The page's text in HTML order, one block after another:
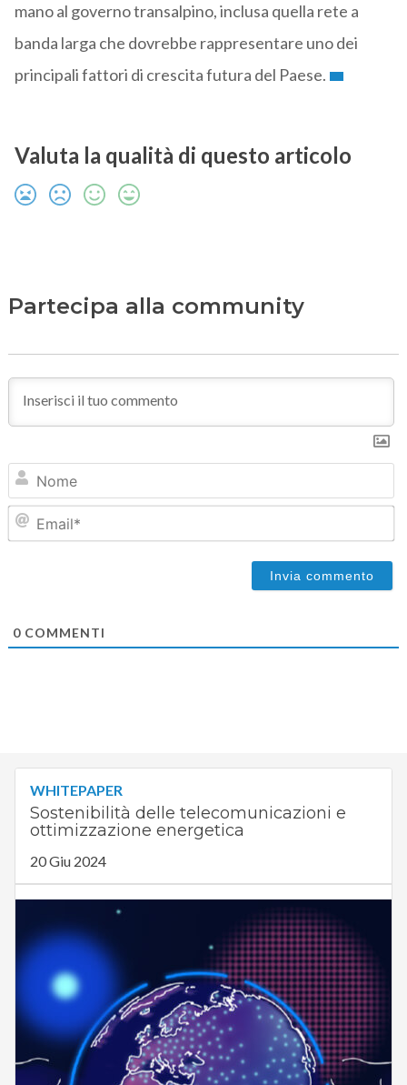
mano al governo transalpino, inclusa quella rete a
banda larga che dovrebbe rappresentare uno dei
principali fattori di crescita futura del Paese.
Valuta la qualità di questo articolo
Partecipa alla community
0COMMENTI
WHITEPAPER
Sostenibilità delle telecomunicazioni e
ottimizzazione energetica
20 Giu 2024